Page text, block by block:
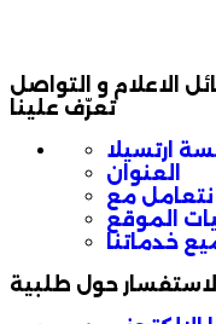
الاعلام و التواصل
تعرّف علينا
ارتسيلا
العنوان
نتعامل مع
الموقع
خدماتنا
حول طلبية